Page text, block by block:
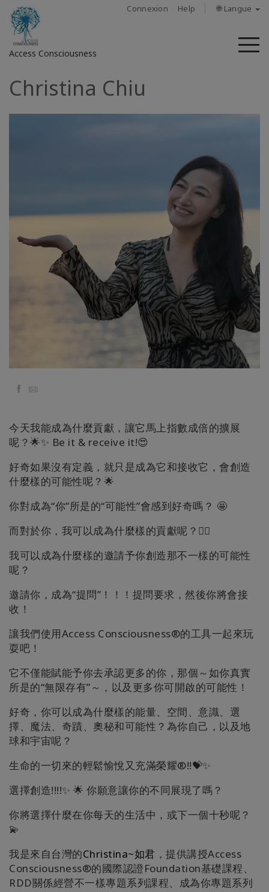
Connexion Help 🌐 Langue
Access Consciousness
Connectez-
sur
Access
More
Actualités
CONTACT
Christina Chiu
Facebook
Email
今天我能成為什麼貢獻，讓它馬上指數成倍的擴展
呢？🌟✨ Be it & receive it!😍
好奇如果沒有定義，就只是成為它和接收它，會創造
什麼樣的可能性呢？🌟
你對成為“你”所是的“可能性”會感到好奇嗎？ 🤩
而對於你，我可以成為什麼樣的貢獻呢？🧚‍♂️
我可以成為什麼樣的邀請予你創造那不一樣的可能性
呢？
邀請你，成為“提問”！！！提問要求，然後你將會接
收！
讓我們使用Access Consciousness®的工具一起來玩
耍吧！
它不僅能賦能予你去承認更多的你，那個～如你真實
所是的“無限存有”～，以及更多你可開啟的可能性！
好奇，你可以成為什麼樣的能量、空間、意識、選
擇、魔法、奇蹟、奧秘和可能性？為你自己，以及地
球和宇宙呢？
生命的一切來的輕鬆愉悅又充滿榮耀®!!💝✨
選擇創造!!!!✨ 🌟 你願意讓你的不同展現了嗎？
你將選擇什麼在你每天的生活中，或下一個十秒呢？
💫
我是來自台灣的Christina~如君 ，提供講授Access
Consciousness®的國際認證Foundation基礎課程、
RDD關係經營不一樣專題系列課程、成為你專題系列